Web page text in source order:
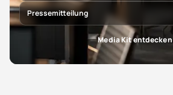
Pressemitteilung
Media Kit entdecken